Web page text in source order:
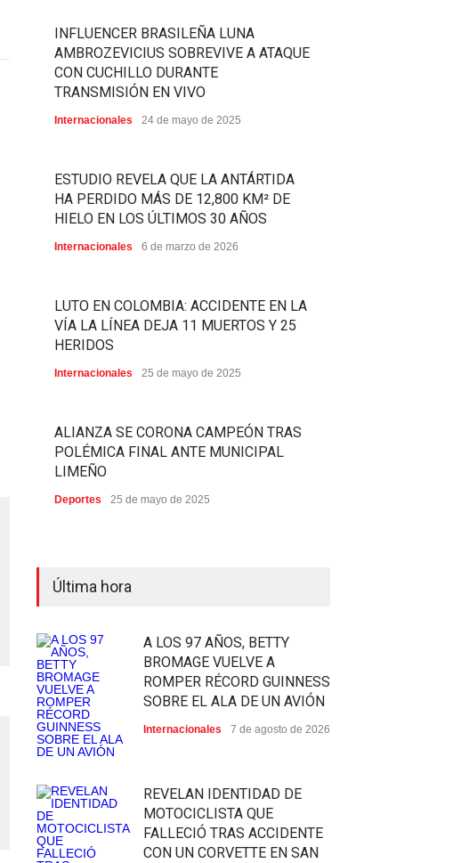
INFLUENCER BRASILEÑA LUNA
AMBROZEVICIUS SOBREVIVE A ATAQUE
CON CUCHILLO DURANTE
TRANSMISIÓN EN VIVO
Internacionales 24 de mayo de 2025
ESTUDIO REVELA QUE LA ANTÁRTIDA
HA PERDIDO MÁS DE 12,800 KM² DE
HIELO EN LOS ÚLTIMOS 30 AÑOS
Internacionales 6 de marzo de 2026
LUTO EN COLOMBIA: ACCIDENTE EN LA
VÍA LA LÍNEA DEJA 11 MUERTOS Y 25
HERIDOS
Internacionales 25 de mayo de 2025
ALIANZA SE CORONA CAMPEÓN TRAS
POLÉMICA FINAL ANTE MUNICIPAL
LIMEÑO
Deportes 25 de mayo de 2025
Última hora
A LOS 97 AÑOS, BETTY
BROMAGE VUELVE A
ROMPER RÉCORD GUINNESS
SOBRE EL ALA DE UN AVIÓN
Internacionales 7 de agosto de 2026
REVELAN IDENTIDAD DE
MOTOCICLISTA QUE
FALLECIÓ TRAS ACCIDENTE
CON UN CORVETTE EN SAN